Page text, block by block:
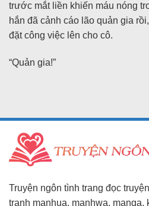
trước mắt liền khiến máu nóng
hắn đã cảnh cáo lão quản gia
đặt công việc lên cho cô.
“Quản gia!”
Truyện ngôn tình trang đọc
tranh manhua, manhwa,